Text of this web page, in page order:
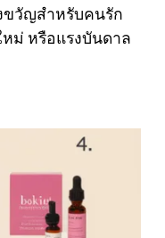
ขวัญสำหรับคนรัก
ม่ หรือแรงบันดาล